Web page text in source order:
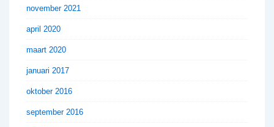
november 2021
april 2020
maart 2020
januari 2017
oktober 2016
september 2016